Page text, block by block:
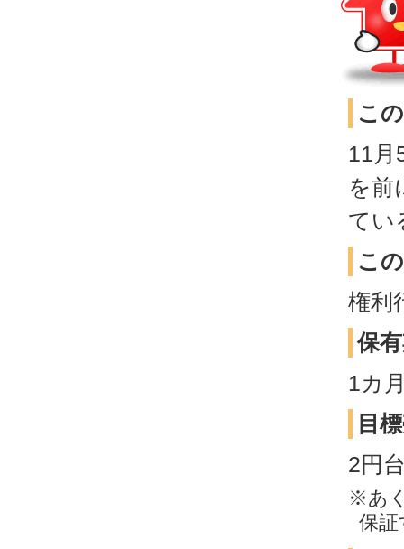
こ
11月
を前
てい
こ
権利
保
1カ
目
2円
※あ
保